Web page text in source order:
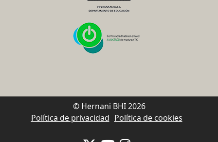
© Hernani BHI 2026
Política de privacidad Política de cookies